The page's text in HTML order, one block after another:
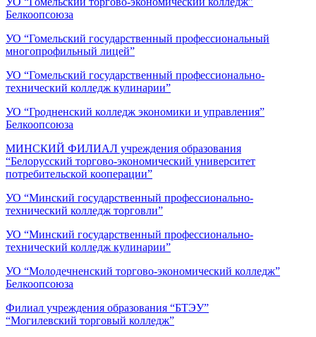
Белкоопсоюза
УО “Гомельский государственный профессиональный
многопрофильный лицей”
УО “Гомельский государственный профессионально-
технический колледж кулинарии”
УО “Гродненский колледж экономики и управления”
Белкоопсоюза
МИНСКИЙ ФИЛИАЛ учреждения образования
“Белорусский торгово-экономический университет
потребительской кооперации”
УО “Минский государственный профессионально-
технический колледж торговли”
УО “Минский государственный профессионально-
технический колледж кулинарии”
УО “Молодечненский торгово-экономический колледж”
Белкоопсоюза
Филиал учреждения образования “БТЭУ”
“Могилевский торговый колледж”